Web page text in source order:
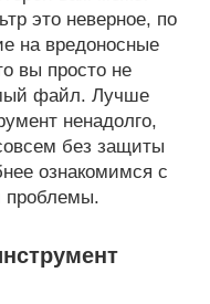
это неверное, по
на вредоносные
вы просто не
файл. Лучше
ненадолго,
без защиты
ознакомимся с
проблемы.